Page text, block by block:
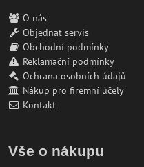
O nás
Objednat servis
Obchodní podmínky
Reklamační podmínky
Ochrana osobních údajů
Nákup pro firemní účely
Kontakt
Vše o nákupu